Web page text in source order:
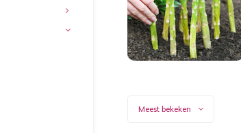
Meest bekeken